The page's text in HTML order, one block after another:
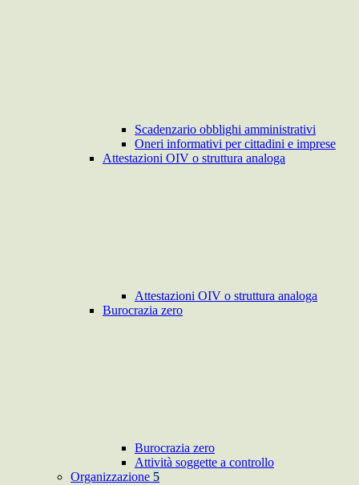
Scadenzario obblighi amministrativi
Oneri informativi per cittadini e imprese
Attestazioni OIV o struttura analoga
Attestazioni OIV o struttura analoga
Burocrazia zero
Burocrazia zero
Attività soggette a controllo
Organizzazione 5